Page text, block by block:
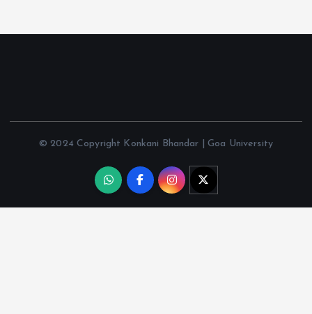
© 2024 Copyright Konkani Bhandar | Goa University